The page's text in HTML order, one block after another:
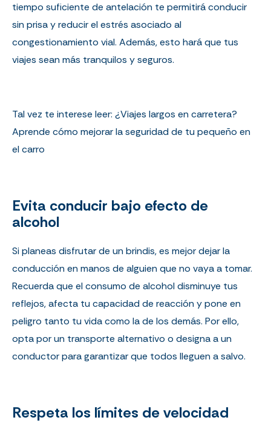
tiempo suficiente de antelación te permitirá conducir
sin prisa y reducir el estrés asociado al
congestionamiento vial. Además, esto hará que tus
viajes sean más tranquilos y seguros.
Tal vez te interese leer: ¿Viajes largos en carretera?
Aprende cómo mejorar la seguridad de tu pequeño en
el carro
Evita conducir bajo efecto de
alcohol
Si planeas disfrutar de un brindis, es mejor dejar la
conducción en manos de alguien que no vaya a tomar.
Recuerda que elconsumo de alcoholdisminuye tus
reflejos, afecta tu capacidad de reacción y pone en
peligro tanto tu vida como la de los demás. Por ello,
opta por un transporte alternativo o designa a un
conductor para garantizar que todos lleguen a salvo.
Respeta los límites de velocidad